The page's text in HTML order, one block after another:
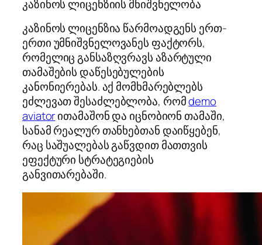
კაზინოს ლიცენზიის მნიშვნელობა
კაზინოს ლიცენზია წარმოადგენს ერთ-
ერთი უმნიშვნელოვანეს ფაქტორს,
რომელიც განსაზღვრავს აზარტული
თამაშების დაწესებულების
კანონიერებას. აქ მომხმარებლებს
ეძლევათ შესაძლებლობა, რომdemo
aviatorითამაშონ და იცნობიონ თამაში,
სანამ რეალურ თანხებთან დაიწყებენ,
რაც საშუალებას გაწვდით მათთვის
ეფექტური სტრატეგიების
განვითარებაში.